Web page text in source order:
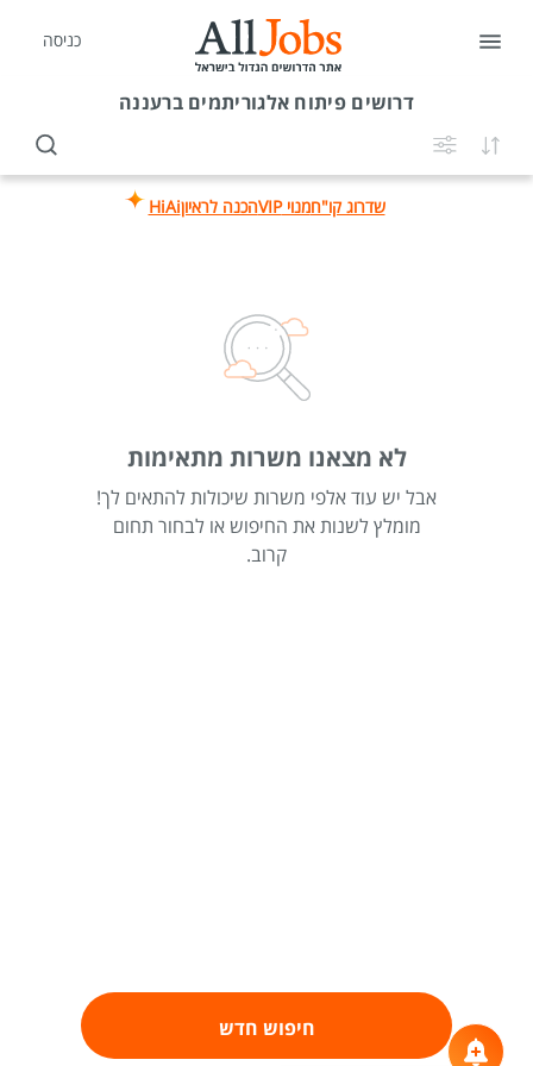
כניסה
דרושיםפיתוח אלגוריתמים ברעננה
שדרוג קו"חמנוי VIP הכנה לראיוןHiAi
לא מצאנו משרות מתאימות
אבל יש עוד אלפי משרות שיכולות להתאים לך!
מומלץ לשנות את החיפוש או לבחור תחום
קרוב.
חיפוש חדש